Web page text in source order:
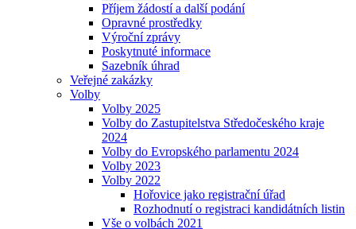
Příjem žádostí a další podání
Opravné prostředky
Výroční zprávy
Poskytnuté informace
Sazebník úhrad
Veřejné zakázky
Volby
Volby 2025
Volby do Zastupitelstva Středočeského kraje
2024
Volby do Evropského parlamentu 2024
Volby 2023
Volby 2022
Hořovice jako registrační úřad
Rozhodnutí o registraci kandidátních listin
Vše o volbách 2021